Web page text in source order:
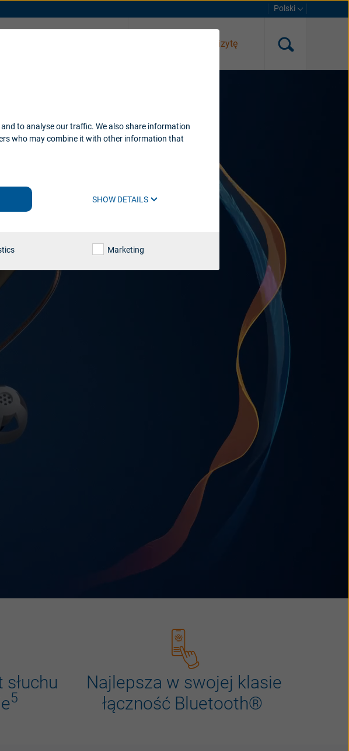
to analyse our traffic. We also share information
who may combine it with other information that
SHOW DETAILS
Marketing
Polski
Umów się na wizytę
słuchu
5
Najlepsza w swojej klasie
łączność Bluetooth®